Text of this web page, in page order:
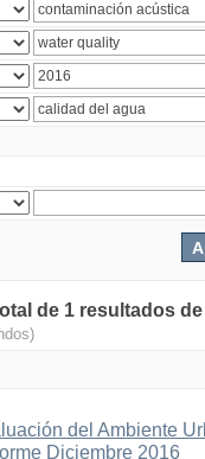
de 1 resultados
del Ambiente
Diciembre 2016